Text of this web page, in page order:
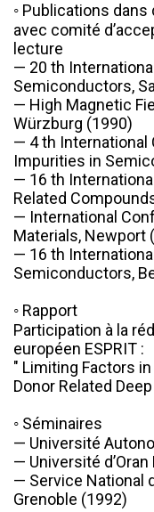
◦ Publications
avec comité
lecture
— 20 th
Semiconductors,
— High Magnetic
Würzburg (1990)
— 4 th International
Impurities in
— 16 th
Related
— International
Materials, Newport
— 16 th
Semiconductors,
◦ Rapport
Participation à la
européen ESPRIT :
" Limiting Factors
Donor Related
◦ Séminaires
— Université
— Université
— Service National
Grenoble (1992)